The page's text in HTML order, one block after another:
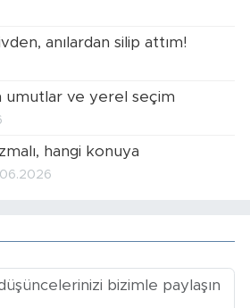
anılardan silip attım!
umutlar ve yerel seçim
hangi konuya